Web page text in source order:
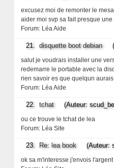
excusez moi de remonter le
aider moi svp sa fait presque
Forum: Léa Aide
21. disquette boot debian
salut je voudrais installer une
redemarre le portable avec la
rien savoir es que quelqun
Forum: Léa Aide
22. tchat(Auteur:
ou ce trouve le tchat de lea
Forum: Léa Site
23. Re: lea book(Auteur:
ok sa m'interesse j'envois